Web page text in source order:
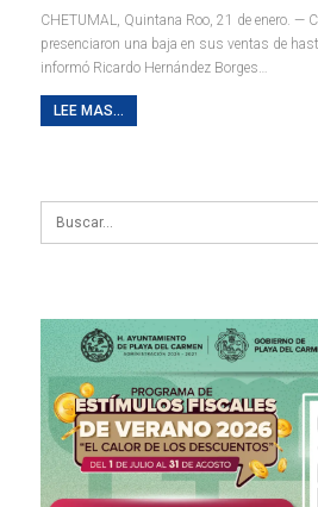
CHETUMAL, Quintana Roo, 21 de enero. —
presenciaron una baja en sus ventas de
informó Ricardo Hernández Borges…
LEE MAS...